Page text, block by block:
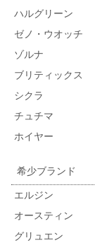
ハルグリーン
ゼノ・ウオッチ
ゾルナ
ブリティックス
シクラ
チュチマ
ホイヤー
希少ブランド
エルジン
オースティン
グリュエン